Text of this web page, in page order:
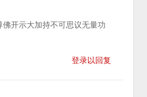
开示大加持不可思议无量功
登录以回复